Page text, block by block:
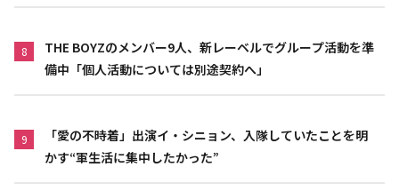
8
THE BOYZのメンバー9人、新レーベルでグループ活動を準
備中「個人活動については別途契約へ」
9
「愛の不時着」出演イ・シニョン、入隊していたことを明
かす“軍生活に集中したかった”